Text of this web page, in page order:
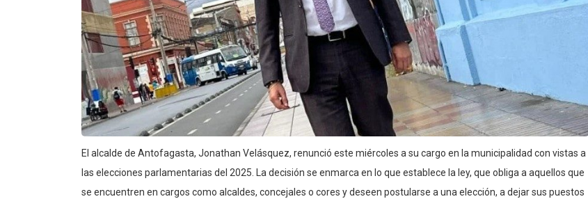
El alcalde de Antofagasta, Jonathan Velásquez, renunció este miércoles a su cargo en la municipalidad con vistas a
las elecciones parlamentarias del 2025. La decisión se enmarca en lo que establece la ley, que obliga a aquellos que
se encuentren en cargos como alcaldes, concejales o cores y deseen postularse a una elección, a dejar sus puestos